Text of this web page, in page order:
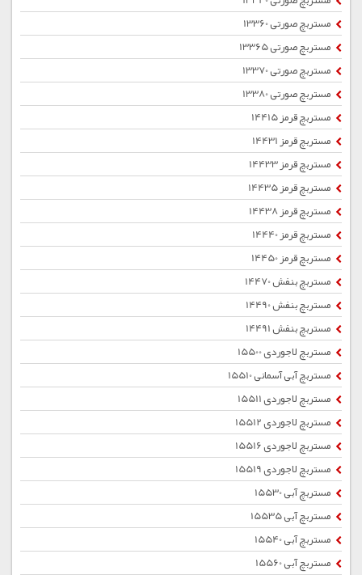
مستربچ صورتی 13360
مستربچ صورتی 13365
مستربچ صورتی 13370
مستربچ صورتی 13380
مستربچ قرمز 14415
مستربچ قرمز 14431
مستربچ قرمز 14433
مستربچ قرمز 14435
مستربچ قرمز 14438
مستربچ قرمز 14440
مستربچ قرمز 14450
مستربچ بنفش 14470
مستربچ بنفش 14490
مستربچ بنفش 14491
مستربچ لاجوردی 15500
مستربچ آبی آسمانی 15510
مستربچ لاجوردی 15511
مستربچ لاجوردی 15512
مستربچ لاجوردی 15516
مستربچ لاجوردی 15519
مستربچ آبی 15530
مستربچ آبی 15535
مستربچ آبی 15540
مستربچ آبی 15560